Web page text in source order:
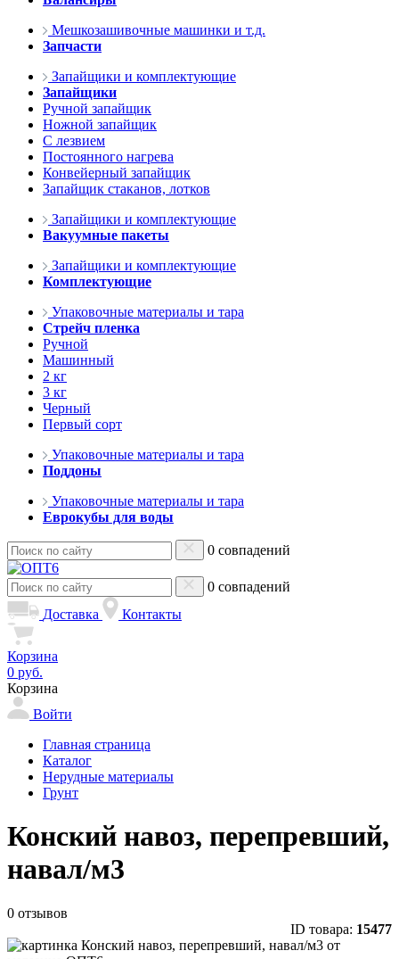
Мешкозашивочные машинки и т.д.
Запчасти
Запайщики и комплектующие
Запайщики
Ручной запайщик
Ножной запайщик
С лезвием
Постоянного нагрева
Конвейерный запайщик
Запайщик стаканов, лотков
Запайщики и комплектующие
Вакуумные пакеты
Запайщики и комплектующие
Комплектующие
Упаковочные материалы и тара
Стрейч пленка
Ручной
Машинный
2 кг
3 кг
Черный
Первый сорт
Упаковочные материалы и тара
Поддоны
Упаковочные материалы и тара
Еврокубы для воды
0 совпадений
0 совпадений
Доставка
Контакты
Корзина
0 руб.
Корзина
Войти
Главная страница
Каталог
Нерудные материалы
Грунт
Конский навоз, перепревший,
навал/м3
0 отзывов
ID товара: 15477